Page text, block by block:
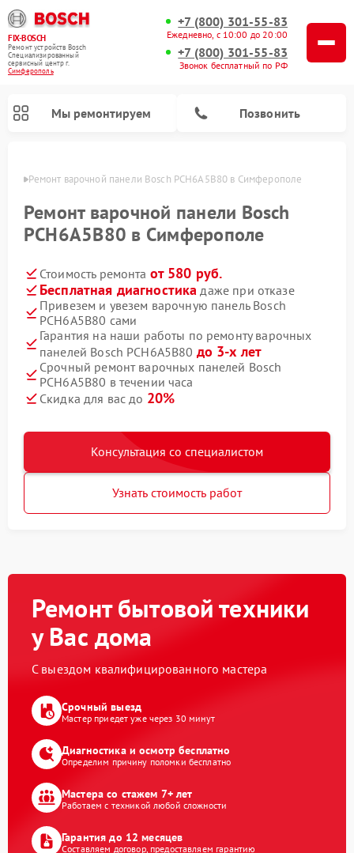
FIX-BOSCH
Ремонт устройств Bosch
Специализированный
cервисный центр г.
Симферополь
+7 (800) 301-55-83
Ежедневно, с 10:00 до 20:00
+7 (800) 301-55-83
Звонок бесплатный по РФ
Мы ремонтируем Позвонить
Ремонт варочной панели Bosch PCH6A5B80 в Симферополе
Ремонт варочной панели Bosch
PCH6A5B80 в Симферополе
Стоимость ремонта от 580 руб.
Бесплатная диагностика даже при отказе
Привезем и увезем варочную панель Bosch
PCH6A5B80 сами
Гарантия на наши работы по ремонту варочных
панелей Bosch PCH6A5B80 до 3-х лет
Срочный ремонт варочных панелей Bosch
PCH6A5B80 в течении часа
Скидка для вас до 20%
Консультация со специалистом
Узнать стоимость работ
Ремонт бытовой техники
у Вас дома
С выездом квалифицированного мастера
Срочный выезд
Мастер приедет уже через 30 минут
Диагностика и осмотр бесплатно
Определим причину поломки бесплатно
Мастера со стажем 7+ лет
Работаем с техникой любой сложности
Гарантия до 12 месяцев
Составляем договор, предоставляем гарантию